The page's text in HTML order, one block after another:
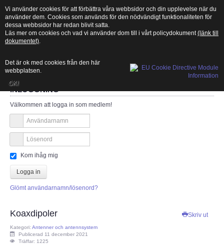
MENU
START
Vad är amatörradio?
Länksamling
PTS
ITU
CEPT
ECC
Du är här:Startsida>Teknik >Antenner och antennsystem>Koaxdipoler
INLOGGNING
Välkommen att logga in som medlem!
Kom ihåg mig
Logga in
Glömt användarnamn/lösenord?
Skriv ut
Koaxdipoler
Kategori: Antenner och antennsystem
Publicerad 11 december 2021
Träffar: 1225
Vi använder cookies för att förbättra våra webbsidor och din upplevelse när du
använder dem. Cookies som används för den nödvändigt funktionaliteten för
dessa webbsidor har redan blivit satta.
Läs mer om cookies och vad vi använder dom till i vårt policydokument(länk till
dokumentet).
Det är ok med cookies från den här
webbplatsen.
OK!